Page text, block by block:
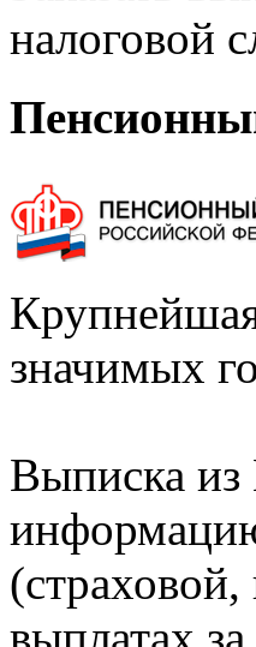
налоговой
значимых
Выписка
выплатах